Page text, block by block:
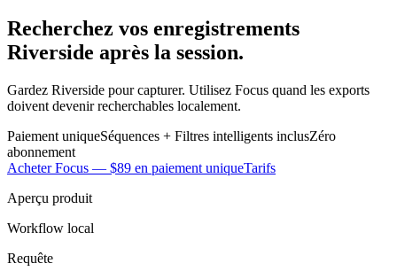
Recherchez vos enregistrements
Riverside après la session.
Gardez Riverside pour capturer. Utilisez Focus quand les exports
doivent devenir recherchables localement.
Paiement uniqueSéquences + Filtres intelligents inclusZéro
abonnement
Acheter Focus — $89 en paiement uniqueTarifs
Aperçu produit
Workflow local
Requête